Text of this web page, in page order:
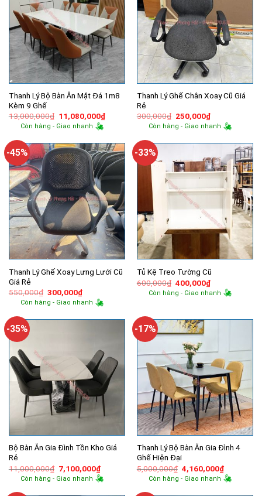
Thanh Lý Bộ Bàn Ăn Mặt Đá 1m8
Kèm 9 Ghế
13,000,000₫ Giá
gốc
là:
11,080,000₫Giá
hiện
11,080,000₫.
Còn hàng - Giao nhanh
Thanh Lý Ghế Chân Xoay Cũ Giá
Rẻ
300,000₫ Giá
gốc
là:
250,000₫Giá
hiện
tại
250,000₫.
Còn hàng - Giao nhanh
-45%
Thanh Lý Ghế Xoay Lưng Lưới Cũ
Giá Rẻ
550,000₫ Giá
gốc
là:
300,000₫Giá
hiện
tại
300,000₫.
Còn hàng - Giao nhanh
-33%
Tủ Kệ Treo Tường Cũ
600,000₫ Giá
gốc
là:
400,000₫Giá
hiện
tại
Còn hàng - Giao nhanh
-35%
Bộ Bàn Ăn Gia Đình Tồn Kho Giá
Rẻ
11,000,000₫ Giá
gốc
là:
7,100,000₫Giá
hiện
tại
Còn hàng - Giao nhanh
-17%
Thanh Lý Bộ Bàn Ăn Gia Đình 4
Ghế Hiện Đại
5,000,000₫ Giá
gốc
là:
4,160,000₫Giá
hiện
tại
Còn hàng - Giao nhanh